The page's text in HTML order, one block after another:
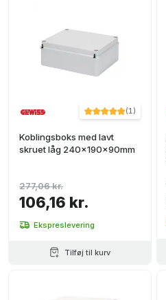
(1)
Koblingsboks med lavt
skruet låg 240x190x90mm
106,16 kr.
277,06 kr.
Ekspreslevering
Tilføj til kurv